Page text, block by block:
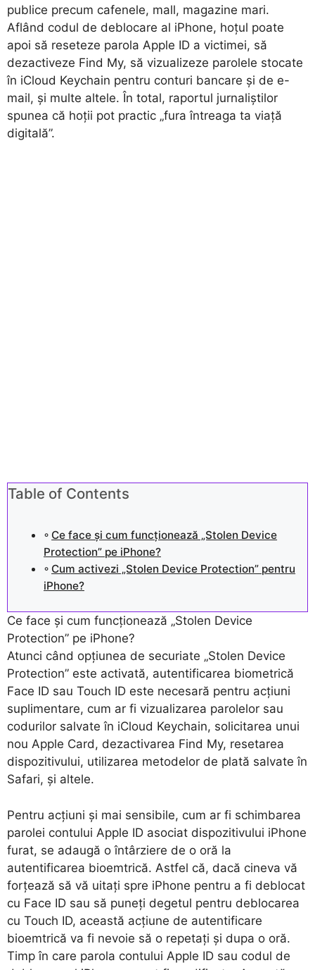
publice precum cafenele, mall, magazine mari.
Aflând codul de deblocare al iPhone, hoțul poate
apoi să reseteze parola Apple ID a victimei, să
dezactiveze Find My, să vizualizeze parolele stocate
în iCloud Keychain pentru conturi bancare și de e-
mail, și multe altele. În total, raportul jurnaliștilor
spunea că hoții pot practic „fura întreaga ta viață
digitală”.
Table of Contents
Ce face și cum funcționează „Stolen Device
Protection” pe iPhone?
Cum activezi „Stolen Device Protection” pentru
iPhone?
Ce face și cum funcționează „Stolen Device
Protection” pe iPhone?
Atunci când opțiunea de securiate „Stolen Device
Protection” este activată, autentificarea biometrică
Face ID sau Touch ID este necesară pentru acțiuni
suplimentare, cum ar fi vizualizarea parolelor sau
codurilor salvate în iCloud Keychain, solicitarea unui
nou Apple Card, dezactivarea Find My, resetarea
dispozitivului, utilizarea metodelor de plată salvate în
Safari, și altele.
Pentru acțiuni și mai sensibile, cum ar fi schimbarea
parolei contului Apple ID asociat dispozitivului iPhone
furat, se adaugă o întârziere de o oră la
autentificarea bioemtrică. Astfel că, dacă cineva vă
forțează să vă uitați spre iPhone pentru a fi deblocat
cu Face ID sau să puneți degetul pentru deblocarea
cu Touch ID, această acțiune de autentificare
bioemtrică va fi nevoie să o repetați și dupa o oră.
Timp în care parola contului Apple ID sau codul de